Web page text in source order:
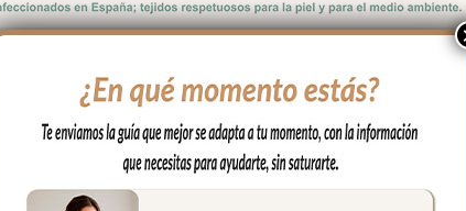
exterior. Los interiores de capazo Iris Rayas Azul aportan
primer paseo hasta el último.
claras sobre fondo de color, un patrón suave y atemporal,
capazo ya que estos interiores vuelven el aro en todo el